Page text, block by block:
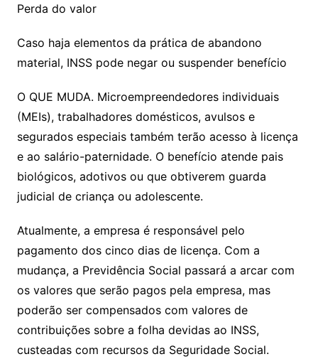
Perda do valor
Caso haja elementos da prática de abandono
material, INSS pode negar ou suspender benefício
O QUE MUDA. Microempreendedores individuais
(MEIs), trabalhadores domésticos, avulsos e
segurados especiais também terão acesso à licença
e ao salário-paternidade. O benefício atende pais
biológicos, adotivos ou que obtiverem guarda
judicial de criança ou adolescente.
Atualmente, a empresa é responsável pelo
pagamento dos cinco dias de licença. Com a
mudança, a Previdência Social passará a arcar com
os valores que serão pagos pela empresa, mas
poderão ser compensados com valores de
contribuições sobre a folha devidas ao INSS,
custeadas com recursos da Seguridade Social.